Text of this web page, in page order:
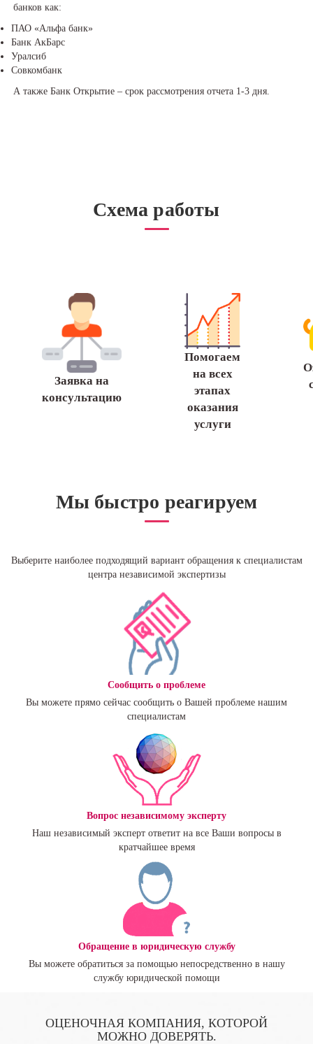
банков как:
ПАО «Альфа банк»
Банк АкБарс
Уралсиб
Совкомбанк
А также Банк Открытие – срок рассмотрения отчета 1-3 дня.
Схема работы
Заявка на
консультацию
Помогаем
на всех
этапах
оказания
услуги
Мы быстро реагируем
Выберите наиболее подходящий вариант обращения к специалистам
центра независимой экспертизы
Сообщить о проблеме
Вы можете прямо сейчас сообщить о Вашей проблеме нашим
специалистам
Вопрос независимому эксперту
Наш независимый эксперт ответит на все Ваши вопросы в
кратчайшее время
Обращение в юридическую службу
Вы можете обратиться за помощью непосредственно в нашу
службу юридической помощи
ОЦЕНОЧНАЯ КОМПАНИЯ, КОТОРОЙ
МОЖНО ДОВЕРЯТЬ.